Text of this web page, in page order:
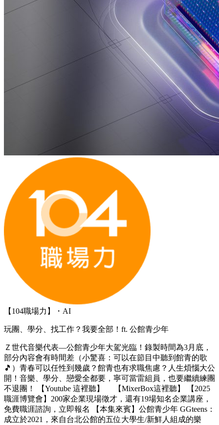
【104職場力】・AI
玩團、學分、找工作？我要全部！ft. 公館青少年
Ｚ世代音樂代表—公館青少年大駕光臨！錄製時間為3月底，
部分內容會有時間差（小驚喜：可以在節目中聽到館青的歌
🎵）青春可以任性到幾歲？館青也有求職焦慮？人生煩惱大公
開！音樂、學分、戀愛全都要，寧可當雷組員，也要繼續練團
不退團！ 【Youtube 這裡聽】 【MixerBox這裡聽】 【2025
職涯博覽會】200家企業現場徵才，還有19場知名企業講座，
免費職涯諮詢，立即報名 【本集來賓】公館青少年 GGteens：
成立於2021，來自台北公館的五位大學生/新鮮人組成的樂